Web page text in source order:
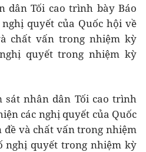
dân Tối cao trình bày Báo
quyết của Quốc hội về
chất vấn trong nhiệm kỳ
quyết trong nhiệm kỳ
sát nhân dân Tối cao trình
các nghị quyết của Quốc
đề và chất vấn trong nhiệm
nghị quyết trong nhiệm kỳ